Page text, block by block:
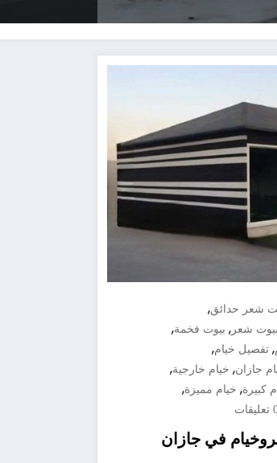
شعر حدائق,
بيوت شعر , بيوت فخمة,
, تفصيل خيام,
جازان, خيام خارجية,
كبيرة, خيام مميزة,
في جازان